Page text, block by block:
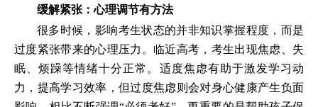
缓解紧张：心理调节有方法
很多时候，影响考生状态的并非知识掌握程度，而是
过度紧张带来的心理压力。临近高考，考生出现焦虑、失
眠、烦躁等情绪十分正常。适度焦虑有助于激发学习动
力，提高学习效率，但过度焦虑则会对身心健康产生负面